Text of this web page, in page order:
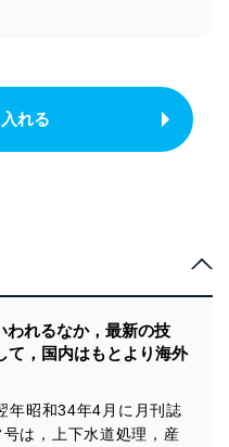
れる
われるなか，最新の技
て，国内はもとより海外
年昭和34年4月に月刊誌
号は，上下水道処理，産